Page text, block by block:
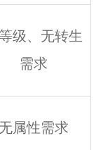
级、无转生
需求
无属性需求